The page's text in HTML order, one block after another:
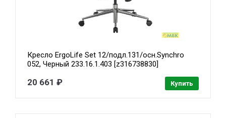
Кресло ErgoLife Set 12/подл.131/осн.Synchro
052, Черный 233.16.1.403 [z316738830]
20 661 ₽ Купить